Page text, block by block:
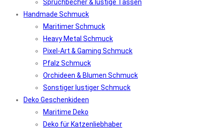
Spruchbecher & lustige Tassen
Handmade Schmuck
Maritimer Schmuck
Heavy Metal Schmuck
Pixel-Art & Gaming Schmuck
Pfalz Schmuck
Orchideen & Blumen Schmuck
Sonstiger lustiger Schmuck
Deko Geschenkideen
Maritime Deko
Deko für Katzenliebhaber